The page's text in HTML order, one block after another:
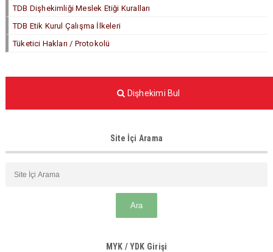
TDB Dişhekimliği Meslek Etiği Kuralları
TDB Etik Kurul Çalışma İlkeleri
Tüketici Hakları / Protokolü
Dişhekimi Bul
Site İçi Arama
MYK / YDK Girişi